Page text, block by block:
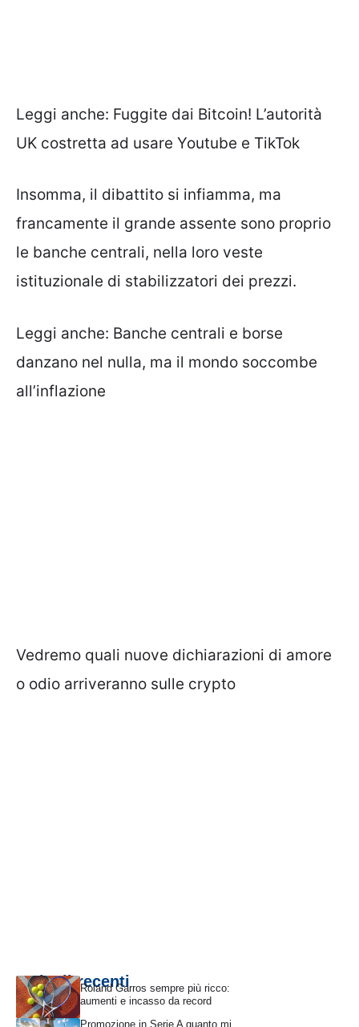
Leggi anche: Fuggite dai Bitcoin! L’autorità
UK costretta ad usare Youtube e TikTok
Insomma, il dibattito si infiamma, ma
francamente il grande assente sono proprio
le banche centrali, nella loro veste
istituzionale di stabilizzatori dei prezzi.
Leggi anche: Banche centrali e borse
danzano nel nulla, ma il mondo soccombe
all’inflazione
Vedremo quali nuove dichiarazioni di amore
o odio arriveranno sulle crypto
Articoli recentiRoland Garros sempre più ricco:
aumenti e incasso da record
Promozione in Serie A quanto mi